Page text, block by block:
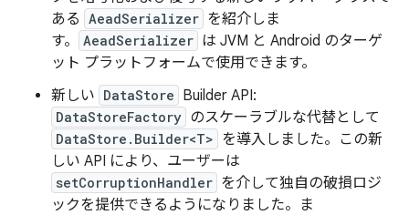
ある AeadSerializer を紹介しま
す。
AeadSerializer は JVM と Android のターゲ
ット プラットフォームで使用できます。
新しい DataStore Builder API:
DataStoreFactory のスケーラブルな代替として
DataStore.Builder<T> を導入しました。この新
しい API により、ユーザーは
setCorruptionHandler を介して独自の破損ロジ
ックを提供できるようになりました。ま